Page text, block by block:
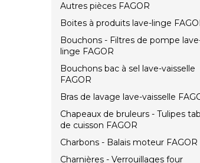
Autres pièces FAGOR
Boites à produits lave-linge
Bouchons - Filtres de pompe
linge FAGOR
Bouchons bac à sel lave-vaisselle
FAGOR
Bras de lavage lave-vaisselle
Chapeaux de bruleurs - Tulipes
de cuisson FAGOR
Charbons - Balais moteur FAGOR
Charnières - Verrouillages four